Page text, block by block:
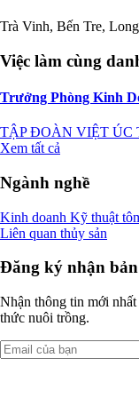
Trà Vinh, Bến Tre,
Việc làm cùng
Trưởng Phòng Kinh
TẬP ĐOÀN VIỆT ÚC
Xem tất cả
Ngành nghề
Kinh doanh Kỹ thuật
Liên quan thủy sản
Đăng ký nhận
Nhận thông tin mới
thức nuôi trồng.